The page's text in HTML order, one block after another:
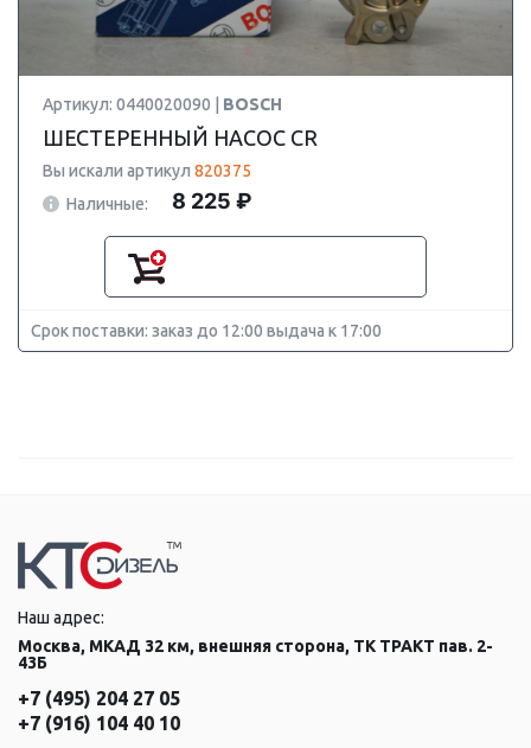
Артикул: 0440020090 | BOSCH
ШЕСТЕРЕННЫЙ НАСОС CR
Вы искали артикул 820375
Наличные:
8 225 ₽
Срок поставки: заказ до 12:00 выдача к 17:00
Наш адрес:
Москва, МКАД 32 км, внешняя сторона, ТК ТРАКТ пав. 2-
43Б
+7 (495) 204 27 05
+7 (916) 104 40 10